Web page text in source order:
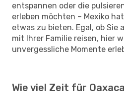
entspannen oder die
erleben möchten – Mexiko
etwas zu bieten. Egal, ob Sie
mit Ihrer Familie reisen, hier
unvergessliche Momente
Wie viel Zeit für